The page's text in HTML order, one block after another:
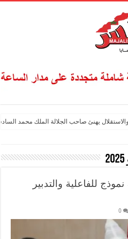
يهنئ صاحب الجلالة الملك محمد
للفاعلية والتدبير
0